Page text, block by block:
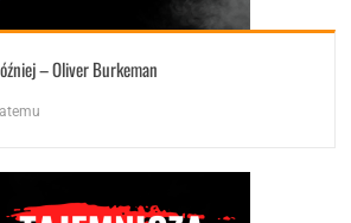
– Oliver Burkeman